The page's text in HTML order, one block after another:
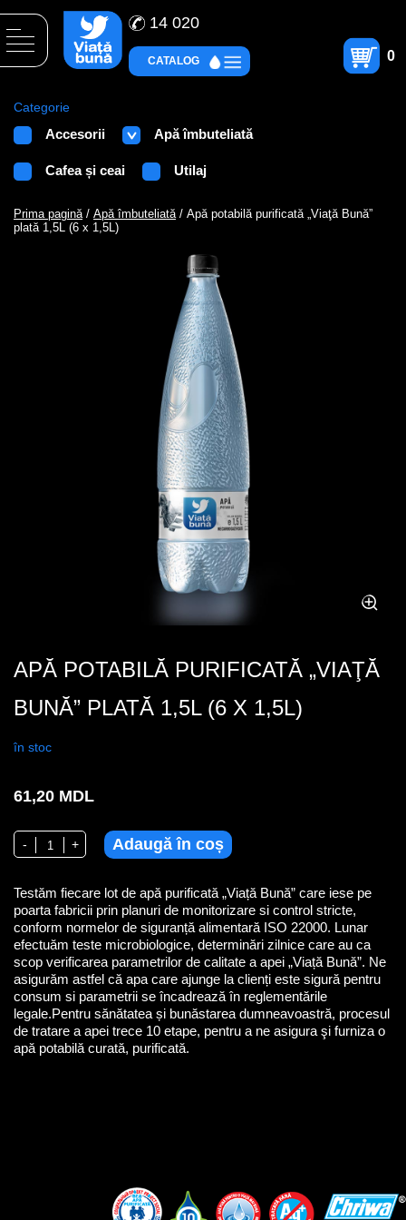
14 020
0
CATALOG
Categorie
Accesorii Apă îmbuteliată
Cafea și ceai Utilaj
Prima pagină/ Apă îmbuteliată/ Apă potabilă purificată „Viaţă Bună”
plată 1,5L (6 x 1,5L)
APĂ POTABILĂ PURIFICATĂ „VIAŢĂ
BUNĂ” PLATĂ 1,5L (6 X 1,5L)
în stoc
61,20 MDL
Cantitate Apă potabilă purificată „Viaţă Bună” plată 1,5L (6 x 1,5L)
- + Adaugă în coș
Testăm fiecare lot de apă purificată „Viață Bună” care iese pe
poarta fabricii prin planuri de monitorizare si control stricte,
conform normelor de siguranță alimentară ISO 22000. Lunar
efectuăm teste microbiologice, determinări zilnice care au ca
scop verificarea parametrilor de calitate a apei „Viață Bună”. Ne
asigurăm astfel că apa care ajunge la clienți este sigură pentru
consum si parametrii se încadrează în reglementările
legale.Pentru sănătatea și bunăstarea dumneavoastră, procesul
de tratare a apei trece 10 etape, pentru a ne asigura şi furniza o
apă potabilă curată, purificată.